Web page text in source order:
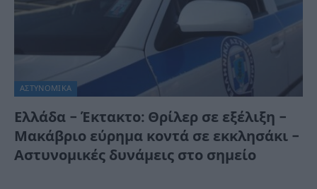
ΑΣΤΥΝΟΜΙΚΑ
Ελλάδα – Έκτακτο: Θρίλερ σε εξέλιξη –
Μακάβριο εύρημα κοντά σε εκκλησάκι –
Αστυνομικές δυνάμεις στο σημείο